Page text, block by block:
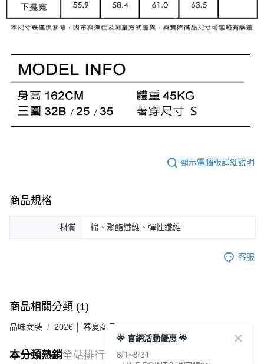
顯示電腦版詳細說明
商品規格
材質 棉、聚酯纖維、彈性纖維
客服
商品相關分類 (1)
品味女裝 2026 │ 春夏商品
本分類熱銷全站排行
🌟 官網活動優惠 🌟
8/1~8/31